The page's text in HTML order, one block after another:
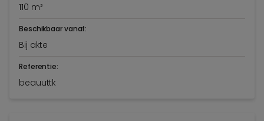
110 m²
Beschikbaar vanaf:
Bij akte
Referentie:
beauuttk